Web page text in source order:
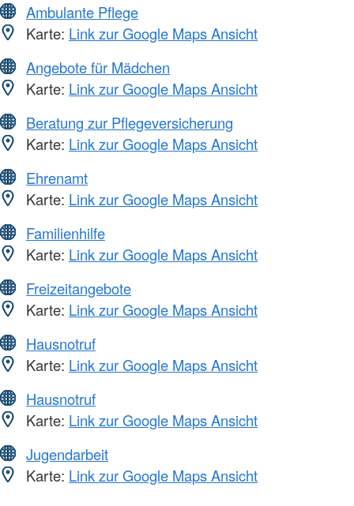
Ambulante Pflege
Karte: Link zur Google Maps Ansicht
Angebote für Mädchen
Karte: Link zur Google Maps Ansicht
Beratung zur Pflegeversicherung
Karte: Link zur Google Maps Ansicht
Ehrenamt
Karte: Link zur Google Maps Ansicht
Familienhilfe
Karte: Link zur Google Maps Ansicht
Freizeitangebote
Karte: Link zur Google Maps Ansicht
Hausnotruf
Karte: Link zur Google Maps Ansicht
Hausnotruf
Karte: Link zur Google Maps Ansicht
Jugendarbeit
Karte: Link zur Google Maps Ansicht